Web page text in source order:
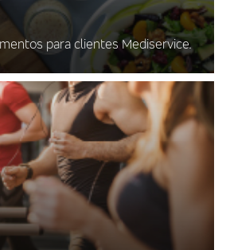
para clientes Mediservice.